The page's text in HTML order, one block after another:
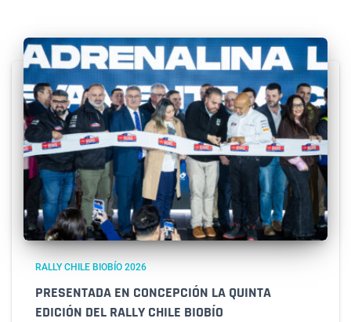
RALLY CHILE BIOBÍO 2026
PRESENTADA EN CONCEPCIÓN LA QUINTA
EDICIÓN DEL RALLY CHILE BIOBÍO